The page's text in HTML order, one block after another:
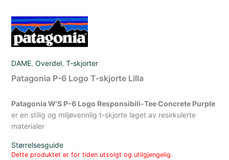
DAME,Overdel,T-skjorter
Patagonia P-6 Logo T-skjorte Lilla
Patagonia W'S P-6 Logo Responsibili-Tee Concrete Purple
er en stilig og miljøvennlig t-skjorte laget av resirkulerte
materialer
Størrelsesguide
Dette produktet er for tiden utsolgt og utilgjengelig.